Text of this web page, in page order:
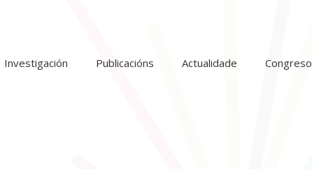
Investigación Publicacións Actualidade Congreso